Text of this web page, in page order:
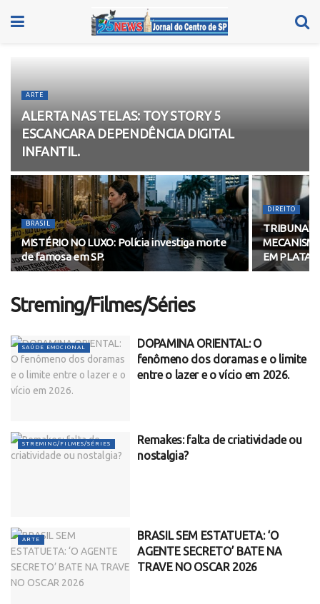
ARTE
ALERTA NAS TELAS: TOY STORY 5
ESCANCARA DEPENDÊNCIA DIGITAL
INFANTIL.
BRASIL
MISTÉRIO NO LUXO: Polícia investiga morte
de famosa em SP.
DIREITO
TRIBUNAL
EM
Streming/Filmes/Séries
SAÚDE EMOCIONAL
DOPAMINA ORIENTAL: O
fenômeno dos doramas e o limite
entre o lazer e o vício em 2026.
STREMING/FILMES/SÉRIES
Remakes: falta de criatividade ou
nostalgia?
ARTE
BRASIL SEM ESTATUETA: ‘O
AGENTE SECRETO’ BATE NA
TRAVE NO OSCAR 2026